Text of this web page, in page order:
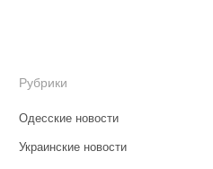
Рубрики
Одесские новости
Украинские новости